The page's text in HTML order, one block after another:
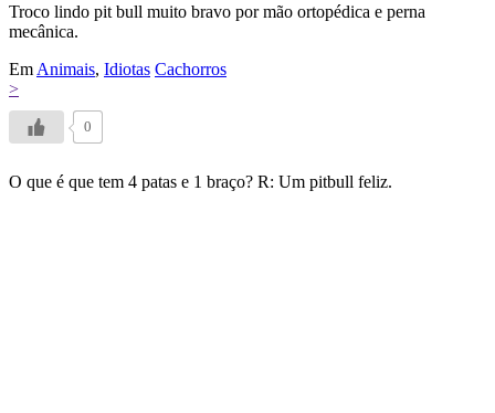
Troco lindo pit bull muito bravo por mão ortopédica e perna
mecânica.
Em Animais, Idiotas Cachorros
>
0
O que é que tem 4 patas e 1 braço? R: Um pitbull feliz.